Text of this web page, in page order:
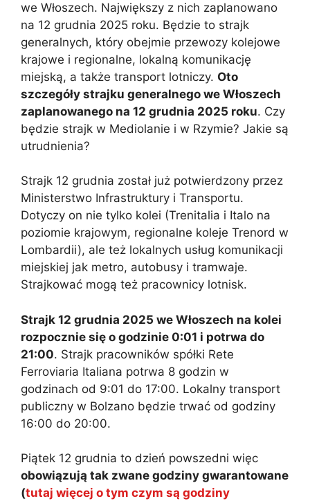
we Włoszech. Największy z nich zaplanowano
na 12 grudnia 2025 roku. Będzie to strajk
generalnych, który obejmie przewozy kolejowe
krajowe i regionalne, lokalną komunikację
miejską, a także transport lotniczy. Oto
szczegóły strajku generalnego we Włoszech
zaplanowanego na 12 grudnia 2025 roku. Czy
będzie strajk w Mediolanie i w Rzymie? Jakie są
utrudnienia?
Strajk 12 grudnia został już potwierdzony przez
Ministerstwo Infrastruktury i Transportu.
Dotyczy on nie tylko kolei (Trenitalia i Italo na
poziomie krajowym, regionalne koleje Trenord w
Lombardii), ale też lokalnych usług komunikacji
miejskiej jak metro, autobusy i tramwaje.
Strajkować mogą też pracownicy lotnisk.
Strajk 12 grudnia 2025 we Włoszech na kolei
rozpocznie się o godzinie 0:01 i potrwa do
21:00. Strajk pracowników spółki Rete
Ferroviaria Italiana potrwa 8 godzin w
godzinach od 9:01 do 17:00. Lokalny transport
publiczny w Bolzano będzie trwać od godziny
16:00 do 20:00.
Piątek 12 grudnia to dzień powszedni więc
obowiązują tak zwane godziny gwarantowane
(tutaj więcej o tym czym są godziny